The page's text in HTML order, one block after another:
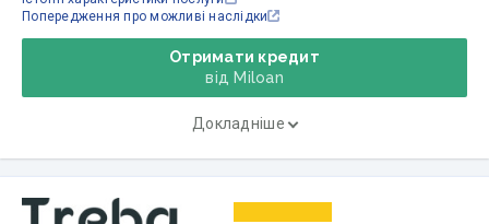
Отримати кредит
від Miloan
Докладніше
Попередження про можливі наслідки